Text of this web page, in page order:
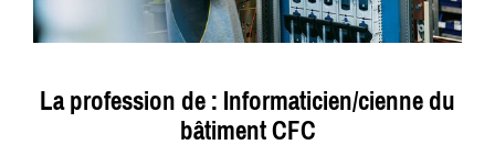
La profession de : Informaticien/cienne du
bâtiment CFC